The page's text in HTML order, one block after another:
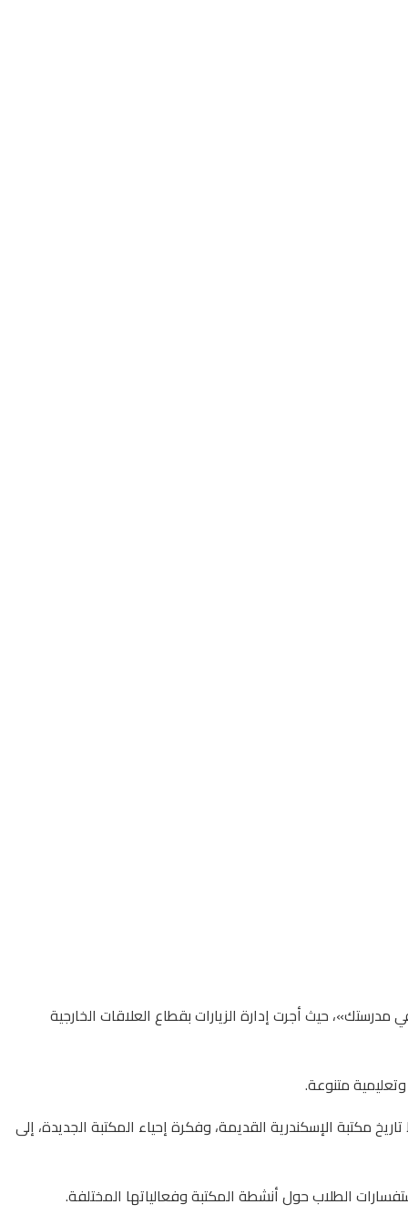
حيث أجرت إدارة الزيارات بقطاع العلاقات الخارجية
متنوعة.
العمرية بين 4 و9 سنوات، والذي يستعرض بأسلوب مبسط تاريخ مكتبة الإسكندرية القديمة، وفكرة إحياء المكتبة الجديدة، إلى
الطلاب حول أنشطة المكتبة وفعالياتها المختلفة.